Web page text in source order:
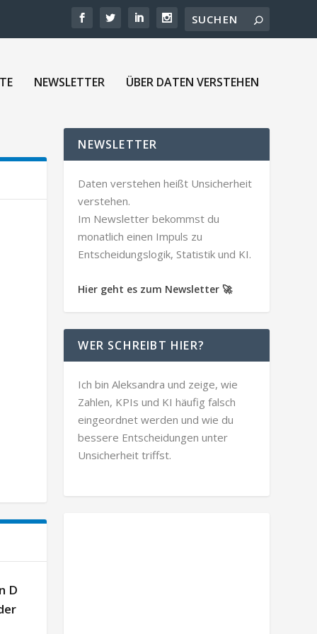
NEWSLETTER ÜBER DATEN VERSTEHEN
D
NEWSLETTER
Daten verstehen heißt Unsicherheit
verstehen.
Im Newsletter bekommst du
monatlich einen Impuls zu
Entscheidungslogik, Statistik und KI.
Hier geht es zum Newsletter 🚀
WER SCHREIBT HIER?
Ich bin Aleksandra und zeige, wie
Zahlen, KPIs und KI häufig falsch
eingeordnet werden und wie du
bessere Entscheidungen unter
Unsicherheit triffst.